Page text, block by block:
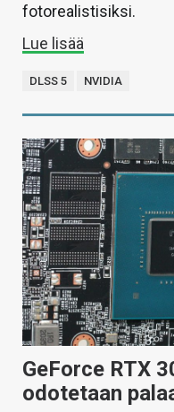
fotorealistisiksi.
Lue lisää
DLSS 5 NVIDIA
GeForce RTX
odotetaan